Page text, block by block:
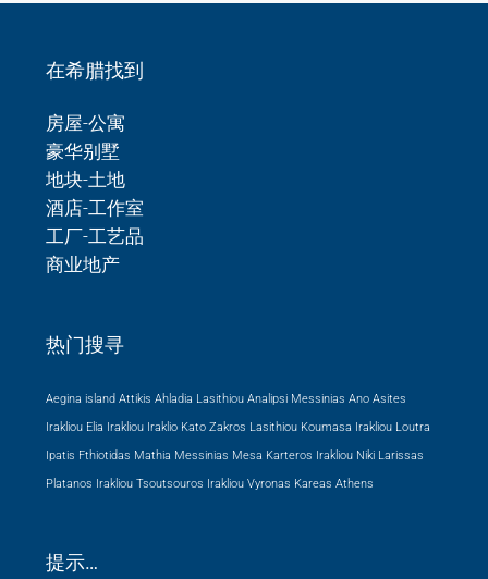
在希腊找到
房屋-公寓
豪华别墅
地块-土地
酒店-工作室
工厂-工艺品
商业地产
热门搜寻
Aegina island Attikis Ahladia Lasithiou Analipsi Messinias Ano Asites
Irakliou Elia Irakliou Iraklio Kato Zakros Lasithiou Koumasa Irakliou Loutra
Ipatis Fthiotidas Mathia Messinias Mesa Karteros Irakliou Niki Larissas
Platanos Irakliou Tsoutsouros Irakliou Vyronas Kareas Athens
提示…